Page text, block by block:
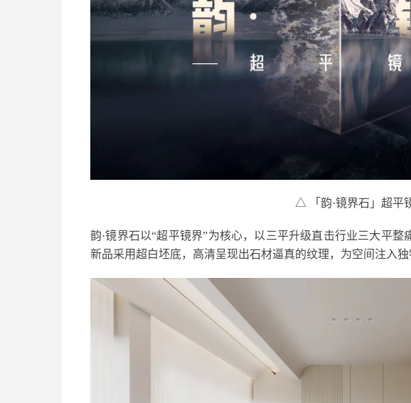
△ 「韵·镜界石」超平
韵·镜界石以“超平镜界”为核心，以三平升级直击行业三大平整
新品采用超白坯底，高清呈现出石材逼真的纹理，为空间注入独